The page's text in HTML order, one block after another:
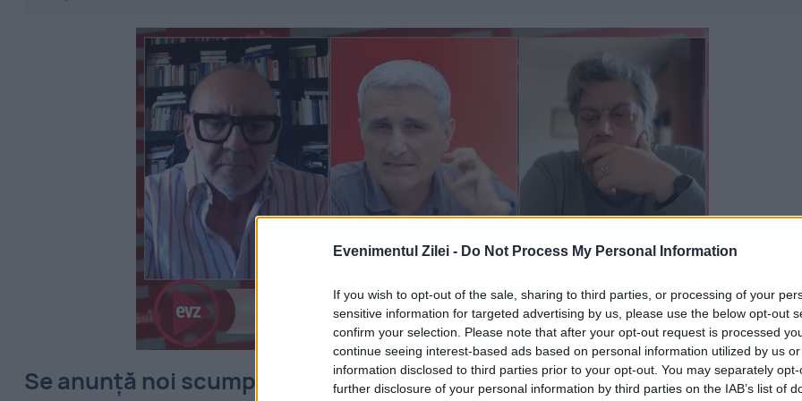
Evenimentul Zilei - Do Not Process My Personal Information
If you wish to opt-out of the sale, sharing to third parties, or processing of your
sensitive information for targeted advertising by us, please use the below opt-out
confirm your selection. Please note that after your opt-out request is processed
continue seeing interest-based ads based on personal information utilized by us
information disclosed to third parties prior to your opt-out. You may separately
further disclosure of your personal information by third parties on the IAB’s list of
Se anunță noi scumpiri la gaze. Avertismentul lui Alexei Miller